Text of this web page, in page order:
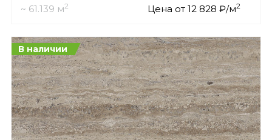
~ 61.139 м2 Цена от 12 828 ₽/м2
В наличии